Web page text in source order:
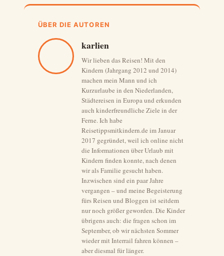
ÜBER DIE AUTOREN
karlien
Wir lieben das Reisen! Mit den
Kindern (Jahrgang 2012 und 2014)
machen mein Mann und ich
Kurzurlaube in den Niederlanden,
Städtereisen in Europa und erkunden
auch kinderfreundliche Ziele in der
Ferne. Ich habe
Reisetippsmitkindern.de im Januar
2017 gegründet, weil ich online nicht
die Informationen über Urlaub mit
Kindern finden konnte, nach denen
wir als Familie gesucht haben.
Inzwischen sind ein paar Jahre
vergangen – und meine Begeisterung
fürs Reisen und Bloggen ist seitdem
nur noch größer geworden. Die Kinder
übrigens auch: die fragen schon im
September, ob wir nächsten Sommer
wieder mit Interrail fahren können –
aber diesmal für länger.